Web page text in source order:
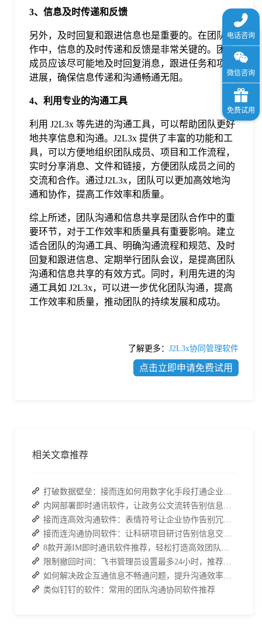
3、信息及时传递和反馈
另外，及时回复和跟进信息也是重要的。在团队合
作中，信息的及时传递和反馈是非常关键的。团队
成员应该尽可能地及时回复消息，跟进任务和项目
进展，确保信息传递和沟通畅通无阻。
4、利用专业的沟通工具
利用 J2L3x 等先进的沟通工具，可以帮助团队更好
地共享信息和沟通。J2L3x 提供了丰富的功能和工
具，可以方便地组织团队成员、项目和工作流程，
实时分享消息、文件和链接，方便团队成员之间的
交流和合作。通过J2L3x，团队可以更加高效地沟
通和协作，提高工作效率和质量。
综上所述，团队沟通和信息共享是团队合作中的重
要环节，对于工作效率和质量具有重要影响。建立
适合团队的沟通工具、明确沟通流程和规范、及时
回复和跟进信息、定期举行团队会议，是提高团队
沟通和信息共享的有效方式。同时，利用先进的沟
通工具如 J2L3x，可以进一步优化团队沟通，提高
工作效率和质量，推动团队的持续发展和成功。
了解更多： J2L3x协同管理软件
点击立即申请免费试用
相关文章推荐
类似钉钉的软件：常用的团队沟通协同软件推荐